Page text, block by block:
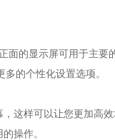
的显示屏可用于主要
的个性化设置选项。
样可以让您更加高效
操作。